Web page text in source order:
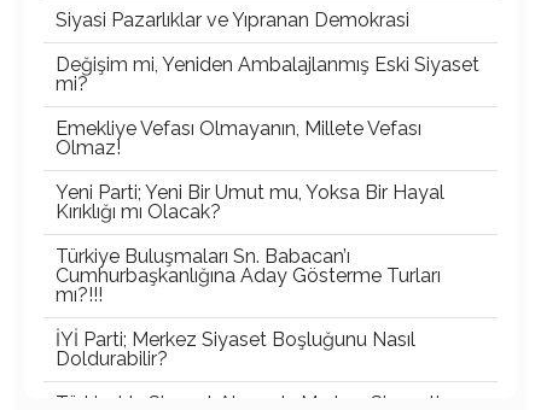
Siyasi Pazarlıklar ve Yıpranan Demokrasi
Değişim mi, Yeniden Ambalajlanmış Eski Siyaset
mi?
Emekliye Vefası Olmayanın, Millete Vefası
Olmaz!
Yeni Parti; Yeni Bir Umut mu, Yoksa Bir Hayal
Kırıklığı mı Olacak?
Türkiye Buluşmaları Sn. Babacan’ı
Cumhurbaşkanlığına Aday Gösterme Turları
mı?!!!
İYİ Parti; Merkez Siyaset Boşluğunu Nasıl
Doldurabilir?
Türkiye’de Siyaset Alanında Merkez Siyaseti